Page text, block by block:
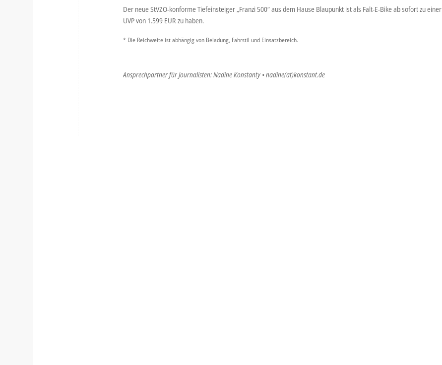
Der neue StVZO-konforme Tiefeinsteiger „Franzi 500“ aus dem Hause Blaupunkt ist als Falt-E-Bike ab sofort zu einer
UVP von 1.599 EUR zu haben.
* Die Reichweite ist abhängig von Beladung, Fahrstil und Einsatzbereich.
Ansprechpartner für Journalisten: Nadine Konstanty • nadine(at)konstant.de